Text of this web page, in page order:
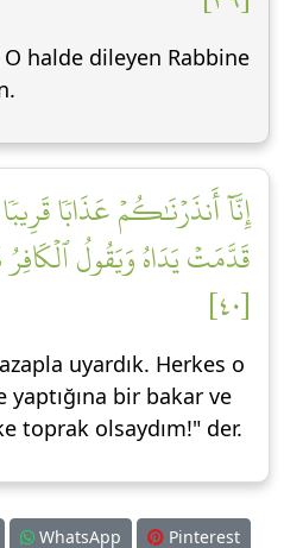
halde dileyen Rabbine
إِنَّآ أَنذَرۡنَٰكُمۡ عَذَابٗا
قَدَّمَتۡ يَدَاهُ وَيَقُولُ
[٤٠]
uyardık. Herkes o
bir bakar ve
toprak olsaydım!" der.
WhatsApp Pinterest